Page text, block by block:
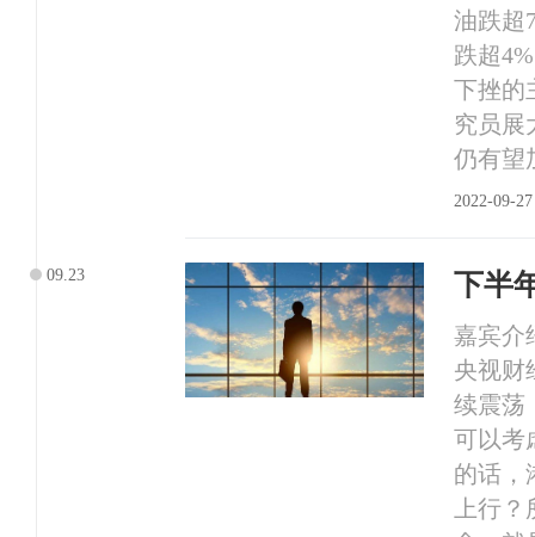
油跌超
跌超
下挫的
究员展
仍有望
2022-09-
09.23 下半
嘉宾介
央视财
续震荡
可以考
的话，
上行